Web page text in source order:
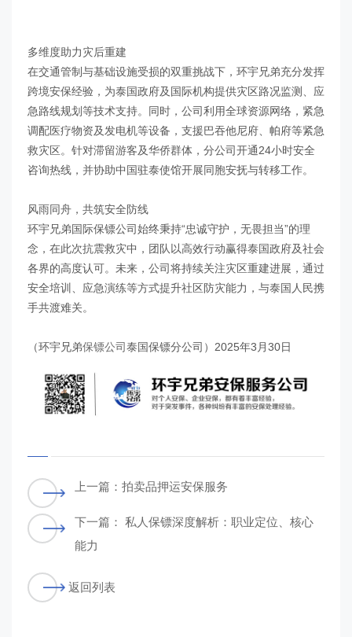
多维度助力灾后重建
在交通管制与基础设施受损的双重挑战下，环宇兄弟充分发挥
跨境安保经验，为泰国政府及国际机构提供灾区路况监测、应
急路线规划等技术支持。同时，公司利用全球资源网络，紧急
调配医疗物资及发电机等设备，支援巴吞他尼府、帕府等紧急
救灾区。针对滞留游客及华侨群体，分公司开通24小时安全
咨询热线，并协助中国驻泰使馆开展同胞安抚与转移工作。
风雨同舟，共筑安全防线
环宇兄弟国际保镖公司始终秉持“忠诚守护，无畏担当”的理
念，在此次抗震救灾中，团队以高效行动赢得泰国政府及社会
各界的高度认可。未来，公司将持续关注灾区重建进展，通过
安全培训、应急演练等方式提升社区防灾能力，与泰国人民携
手共渡难关。
（环宇兄弟保镖公司泰国保镖分公司）2025年3月30日
上一篇： 拍卖品押运安保服务
下一篇： 私人保镖深度解析：职业定位、核心
能力
返回列表